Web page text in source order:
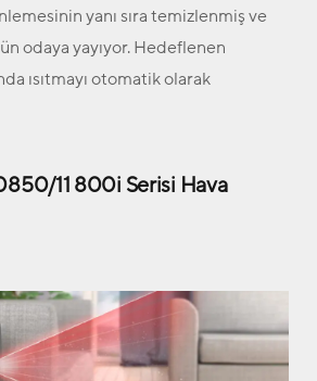
yanı sıra temizlenmiş ve
odaya yayıyor. Hedeflenen
ısıtmayı otomatik olarak
11 800i Serisi Hava